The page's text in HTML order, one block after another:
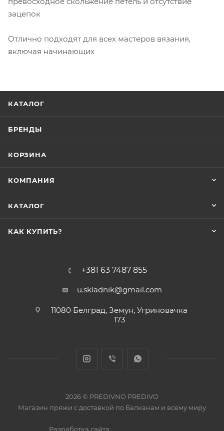
зацепок
Отлично подходят для всех мастеров вязания,
включая начинающих
КАТАЛОГ
БРЕНДЫ
КОРЗИНА
КОМПАНИЯ
КАТАЛОГ
КАК КУПИТЬ?
+381 63 7487 855
u.skladnik@gmail.com
11080 Белград, Земун, Угриновачка
173
2026 © PREDIVNO PREDIVO
Магазин пряжи с доставкой по Балканам и всему миру
Разработка сайта: